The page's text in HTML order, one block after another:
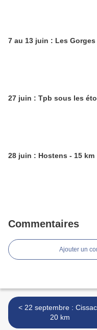
7 au 13 juin : Les
27 juin : Tpb sous les
28 juin : Hostens - 15 km
Commentaires
Ajouter un
< 22 septembre : Cissac -
20 km